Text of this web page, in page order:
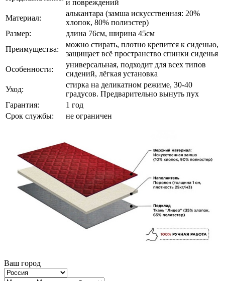
и повреждений
Материал:
алькантара (замша искусственная: 20%
хлопок, 80% полиэстер)
Размер:
длина 76см, ширина 45см
Преимущества:
можно стирать, плотно крепится к сиденью,
защищает всё пространство спинки сиденья
Особенности:
универсальная, подходит для всех типов
сидений, лёгкая установка
Уход:
стирка на деликатном режиме, 30-40
градусов. Предварительно вынуть пух
Гарантия:
1 год
Срок службы:
не ограничен
Ваш город